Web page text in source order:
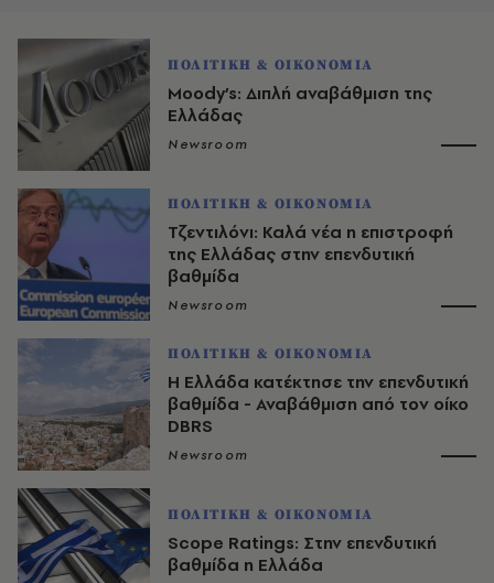
ΠΟΛΙΤΙΚΗ & ΟΙΚΟΝΟΜΙΑ
Moody’s: Διπλή αναβάθμιση της
Ελλάδας
Newsroom
ΠΟΛΙΤΙΚΗ & ΟΙΚΟΝΟΜΙΑ
Τζεντιλόνι: Καλά νέα η επιστροφή
της Ελλάδας στην επενδυτική
βαθμίδα
Newsroom
ΠΟΛΙΤΙΚΗ & ΟΙΚΟΝΟΜΙΑ
H Ελλάδα κατέκτησε την επενδυτική
βαθμίδα - Αναβάθμιση από τον οίκο
DBRS
Newsroom
ΠΟΛΙΤΙΚΗ & ΟΙΚΟΝΟΜΙΑ
Scope Ratings: Στην επενδυτική
βαθμίδα η Ελλάδα